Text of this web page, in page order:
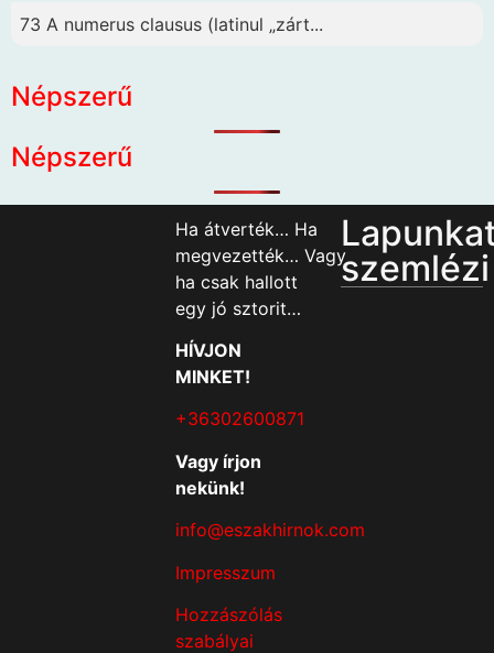
73 A numerus clausus (latinul „zárt...
Népszerű
Népszerű
Ha átverték… Ha
megvezették… Vagy
ha csak hallott
egy jó sztorit…
HÍVJON
MINKET!
+36302600871
Vagy írjon
nekünk!
info@eszakhirnok.com
Impresszum
Hozzászólás
szabályai
szemlézi